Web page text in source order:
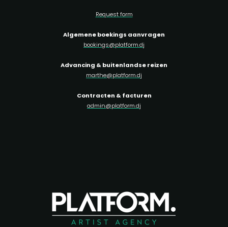
Request form
Algemene boekings aanvragen
bookings@platform.dj
Advancing & buitenlandse reizen
marthe@platform.dj
Contracten & facturen
admin@platform.dj